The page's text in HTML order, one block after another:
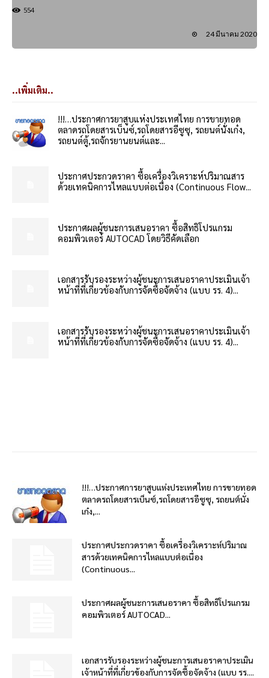
554
24 มีนาคม 2020
..เพิ่มเติม..
!!!…ประกาศการยาสูบแห่งประเทศไทย การขายทอด
ตลาดรถโดยสารเบ็นซ์,รถโดยสารอีซูซุ, รถยนต์นั่งเก๋ง,
รถยนต์ตู้,รถจักรยานยนต์และ...
ประกาศประกวดราคา ซื้อเครื่องวิเคราะห์ปริมาณสาร
ด้วยเทคนิคการไหลแบบต่อเนื่อง (Continuous Flow...
ประกาศผลผู้ชนะการเสนอราคา ซื้อสิทธิโปรแกรม
คอมพิวเตอร์ AUTOCAD โดยวิธีคัดเลือก
เอกสารรับรองระหว่างผู้ชนะการเสนอราคาประเมินเจ้า
หน้าที่ที่เกี่ยวข้องกับการจัดซื้อจัดจ้าง (แบบ รร. 4)...
เอกสารรับรองระหว่างผู้ชนะการเสนอราคาประเมินเจ้า
หน้าที่ที่เกี่ยวข้องกับการจัดซื้อจัดจ้าง (แบบ รร. 4)...
!!!…ประกาศการยาสูบแห่งประเทศไทย การขายทอด
ตลาดรถโดยสารเบ็นซ์,รถโดยสารอีซูซุ, รถยนต์นั่ง
เก๋ง,...
ประกาศประกวดราคา ซื้อเครื่องวิเคราะห์ปริมาณ
สารด้วยเทคนิคการไหลแบบต่อเนื่อง
(Continuous...
ประกาศผลผู้ชนะการเสนอราคา ซื้อสิทธิโปรแกรม
คอมพิวเตอร์ AUTOCAD...
เอกสารรับรองระหว่างผู้ชนะการเสนอราคาประเมิน
เจ้าหน้าที่ที่เกี่ยวข้องกับการจัดซื้อจัดจ้าง (แบบ รร....